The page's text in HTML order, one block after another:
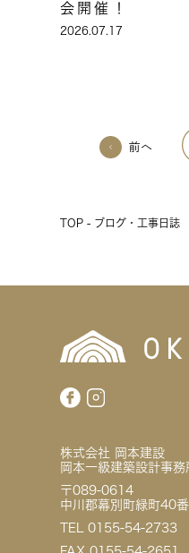
会開催！
2026.07.17
前へ
TOP - ブログ・工事日誌
株式会社 岡本建設
岡本一級建築設計事務
〒089-0614
中川郡幕別町緑町40
TEL 0155-54-2733